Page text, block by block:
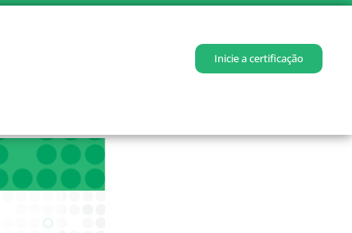
Inicie a certificação